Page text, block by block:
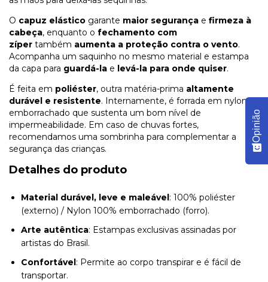
O capuz elástico garante maior segurança e firmeza à
cabeça, enquanto o fechamento com
zíper também aumenta a proteção contra o vento.
Acompanha um saquinho no mesmo material e estampa
da capa para guardá-la e levá-la para onde quiser.
É feita em poliéster, outra matéria-prima altamente
durável e resistente. Internamente, é forrada em nylon
emborrachado que sustenta um bom nível de
impermeabilidade. Em caso de chuvas fortes,
recomendamos uma sombrinha para complementar a
segurança das crianças.
Detalhes do produto
Material durável, leve e maleável : 100% poliéster
(externo) / Nylon 100% emborrachado (forro).
Arte autêntica: Estampas exclusivas assinadas por
artistas do Brasil.
Confortável : Permite ao corpo transpirar e é fácil de
transportar.
Opinião